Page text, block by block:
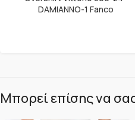
DAMIANNO-1 Fanco
Μπορεί επίσης να